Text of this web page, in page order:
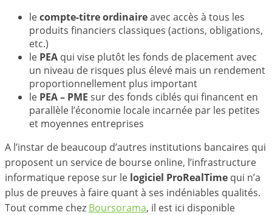
lecompte-titre ordinaireavec accès à tous les
produits financiers classiques (actions, obligations,
etc.)
le PEA qui vise plutôt les fonds de placement avec
un niveau de risques plus élevé mais un rendement
proportionnellement plus important
le PEA – PME sur des fonds ciblés qui financent en
parallèle l’économie locale incarnée par les petites
et moyennes entreprises
A l’instar de beaucoup d’autres institutions bancaires qui
proposent un service de bourse online, l’infrastructure
informatique repose sur le logiciel ProRealTime qui n’a
plus de preuves à faire quant à ses indéniables qualités.
Tout comme chez Boursorama, il est ici disponible